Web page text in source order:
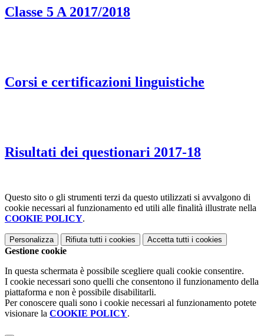
Classe 5 A 2017/2018
Corsi e certificazioni linguistiche
Risultati dei questionari 2017-18
Questo sito o gli strumenti terzi da questo utilizzati si avvalgono di
cookie necessari al funzionamento ed utili alle finalità illustrate nella
COOKIE POLICY.
Personalizza Rifiuta tutti i cookies Accetta tutti i cookies
Gestione cookie
In questa schermata è possibile scegliere quali cookie consentire.
I cookie necessari sono quelli che consentono il funzionamento della
piattaforma e non è possibile disabilitarli.
Per conoscere quali sono i cookie necessari al funzionamento potete
visionare la COOKIE POLICY.